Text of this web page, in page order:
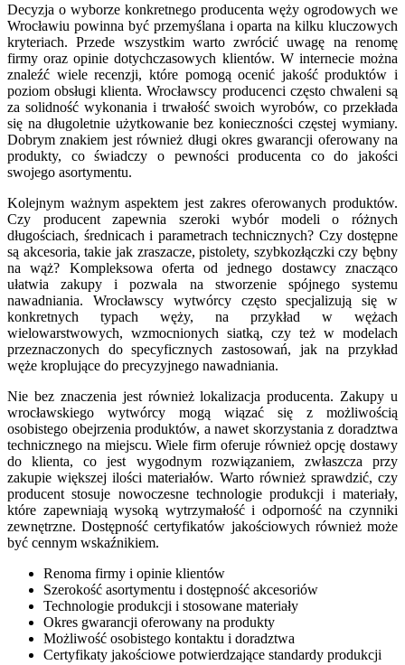
Decyzja o wyborze konkretnego producenta węży ogrodowych we
Wrocławiu powinna być przemyślana i oparta na kilku kluczowych
kryteriach. Przede wszystkim warto zwrócić uwagę na renomę
firmy oraz opinie dotychczasowych klientów. W internecie można
znaleźć wiele recenzji, które pomogą ocenić jakość produktów i
poziom obsługi klienta. Wrocławscy producenci często chwaleni są
za solidność wykonania i trwałość swoich wyrobów, co przekłada
się na długoletnie użytkowanie bez konieczności częstej wymiany.
Dobrym znakiem jest również długi okres gwarancji oferowany na
produkty, co świadczy o pewności producenta co do jakości
swojego asortymentu.
Kolejnym ważnym aspektem jest zakres oferowanych produktów.
Czy producent zapewnia szeroki wybór modeli o różnych
długościach, średnicach i parametrach technicznych? Czy dostępne
są akcesoria, takie jak zraszacze, pistolety, szybkozłączki czy bębny
na wąż? Kompleksowa oferta od jednego dostawcy znacząco
ułatwia zakupy i pozwala na stworzenie spójnego systemu
nawadniania. Wrocławscy wytwórcy często specjalizują się w
konkretnych typach węży, na przykład w wężach
wielowarstwowych, wzmocnionych siatką, czy też w modelach
przeznaczonych do specyficznych zastosowań, jak na przykład
węże kroplujące do precyzyjnego nawadniania.
Nie bez znaczenia jest również lokalizacja producenta. Zakupy u
wrocławskiego wytwórcy mogą wiązać się z możliwością
osobistego obejrzenia produktów, a nawet skorzystania z doradztwa
technicznego na miejscu. Wiele firm oferuje również opcję dostawy
do klienta, co jest wygodnym rozwiązaniem, zwłaszcza przy
zakupie większej ilości materiałów. Warto również sprawdzić, czy
producent stosuje nowoczesne technologie produkcji i materiały,
które zapewniają wysoką wytrzymałość i odporność na czynniki
zewnętrzne. Dostępność certyfikatów jakościowych również może
być cennym wskaźnikiem.
Renoma firmy i opinie klientów
Szerokość asortymentu i dostępność akcesoriów
Technologie produkcji i stosowane materiały
Okres gwarancji oferowany na produkty
Możliwość osobistego kontaktu i doradztwa
Certyfikaty jakościowe potwierdzające standardy produkcji